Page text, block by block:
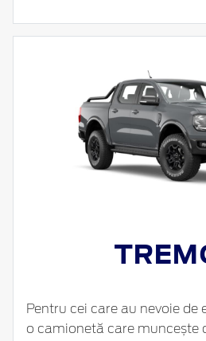
Pentru cei care au nevoie
o camionetă care muncește